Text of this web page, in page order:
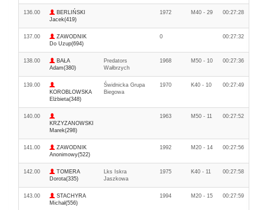
136.00
BERLIŃSKI
Jacek(419)
1972 M40 - 29 00:27:28
137.00
ZAWODNIK
Do Uzup(694)
0 00:27:32
138.00
BAŁA
Adam(380)
Predators
Wałbrzych
1968 M50 - 10 00:27:36
139.00
KOROBLOWSKA
Elżbieta(348)
Świdnicka Grupa
Biegowa
1970 K40 - 10 00:27:49
140.00
KRZYZANOWSKI
Marek(298)
1963 M50 - 11 00:27:52
141.00
ZAWODNIK
Anonimowy(522)
1992 M20 - 14 00:27:56
142.00
TOMERA
Dorota(335)
Lks Iskra
Jaszkowa
1975 K40 - 11 00:27:58
143.00
STACHYRA
Michał(556)
1994 M20 - 15 00:27:59